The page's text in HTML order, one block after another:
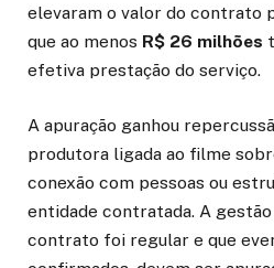
elevaram o valor do contrato
que ao menos R$ 26 milhões
efetiva prestação do serviço.
A apuração ganhou
produtora ligada ao filme
conexão com pessoas ou
entidade contratada. A
contrato foi regular e que